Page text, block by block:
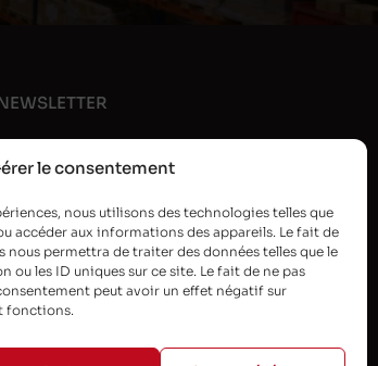
le consentement
nous utilisons des technologies telles que
accéder aux informations des appareils. Le fait de
permettra de traiter des données telles que le
les ID uniques sur ce site. Le fait de ne pas
peut avoir un effet négatif sur
fonctions.